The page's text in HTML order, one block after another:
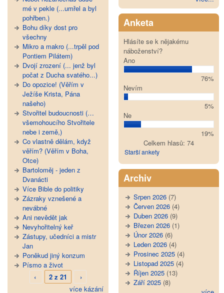
mé v pekle (...umřel a byl
pohřben.)
Bohu díky dost pro
všechny
Mikro a makro (...trpěl pod
Pontiem Pilátem)
Dvojí zrození (... jenž byl
počat z Ducha svatého...)
Do opozice! (Věřím v
Ježíše Krista, Pána
našeho)
Stvořitel budoucnosti (…
všemohoucího Stvořitele
nebe i země,)
Co vlastně dělám, když
věřím? (Věřím v Boha,
Otce)
Bartoloměj - jeden z
Dvanácti
Více Bible do politiky
Zázraky vznešené a
nevábné
Ani nevědět jak
Nevyhořitelný keř
Zástupy, učedníci a mistr
Jan
Poněkud jiný konzum
Písmo a život
‹
2 z 21
›
více kázání
Anketa
Hlásíte se k nějakému
náboženství?
Ano
76%
Nevím
5%
Ne
19%
Celkem hlasů: 74
Starší ankety
Archiv
Srpen 2026(7)
Červen 2026(4)
Duben 2026(9)
Březen 2026(1)
Únor 2026(6)
Leden 2026(4)
Prosinec 2025(4)
Listopad 2025(4)
Říjen 2025(13)
Září 2025(8)